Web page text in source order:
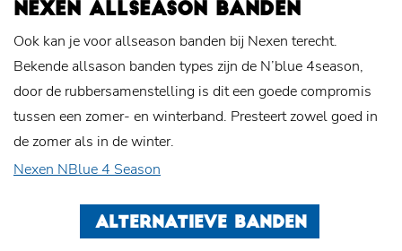
NEXEN ALLSEASON BANDEN
Ook kan je voor allseason banden bij Nexen terecht.
Bekende allsason banden types zijn de N’blue 4season,
door de rubbersamenstelling is dit een goede compromis
tussen een zomer- en winterband. Presteert zowel goed in
de zomer als in de winter.
Nexen NBlue 4 Season
ALTERNATIEVE BANDEN